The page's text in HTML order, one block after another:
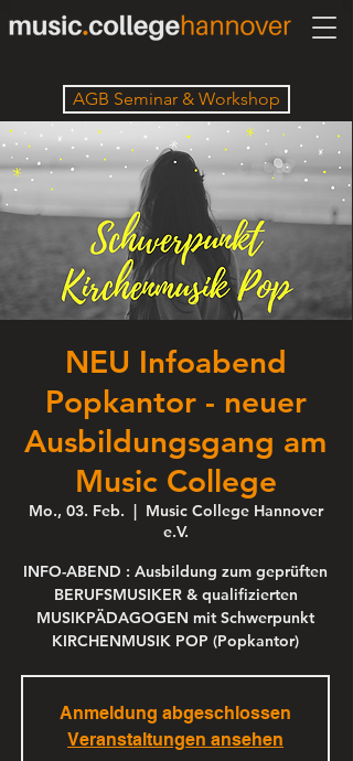
AGB Seminar & Workshop
NEU Infoabend
Popkantor - neuer
Ausbildungsgang am
Music College
Mo., 03. Feb.
  |
Music College Hannover
e.V.
INFO-ABEND : Ausbildung zum geprüften
BERUFSMUSIKER & qualifizierten
MUSIKPÄDAGOGEN mit Schwerpunkt
KIRCHENMUSIK POP (Popkantor)
Anmeldung abgeschlossen
Veranstaltungen ansehen